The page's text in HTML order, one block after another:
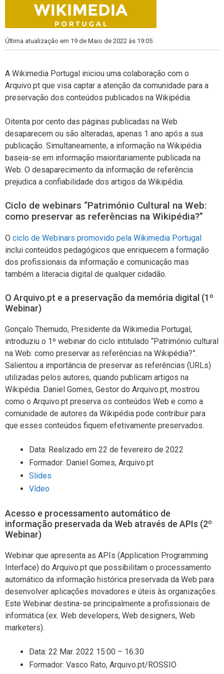
Última atualização em 19 de Maio de 2022 às 19:05
A Wikimedia Portugal iniciou uma colaboração com o
Arquivo.pt que visa captar a atenção da comunidade para a
preservação dos conteúdos publicados na Wikipédia.
Oitenta por cento das páginas publicadas na Web
desaparecem ou são alteradas, apenas 1 ano após a sua
publicação. Simultaneamente, a informação na Wikipédia
baseia-se em informação maioritariamente publicada na
Web. O desaparecimento da informação de referência
prejudica a confiabilidade dos artigos da Wikipédia.
Ciclo de webinars “Património Cultural na Web:
como preservar as referências na Wikipédia?”
O ciclo de Webinars promovido pela Wikimedia Portugal
inclui conteúdos pedagógicos que enriquecem a formação
dos profissionais da informação e comunicação mas
também a literacia digital de qualquer cidadão.
O Arquivo.pt e a preservação da memória digital (1º
Webinar)
Gonçalo Themudo, Presidente da Wikimedia Portugal,
introduziu o 1º webinar do ciclo intitulado “Património cultural
na Web: como preservar as referências na Wikipédia?”.
Salientou a importância de preservar as referências (URLs)
utilizadas pelos autores, quando publicam artigos na
Wikipédia. Daniel Gomes, Gestor do Arquivo.pt, mostrou
como o Arquivo.pt preserva os conteúdos Web e como a
comunidade de autores da Wikipédia pode contribuir para
que esses conteúdos fiquem efetivamente preservados.
Data: Realizado em 22 de fevereiro de 2022
Formador: Daniel Gomes, Arquivo.pt
Slides
Vídeo
Acesso e processamento automático de
informação preservada da Web através de APIs (2º
Webinar)
Webinar que apresenta as APIs (Application Programming
Interface) do Arquivo.pt que possibilitam o processamento
automático da informação histórica preservada da Web para
desenvolver aplicações inovadores e úteis às organizações.
Este Webinar destina-se principalmente a profissionais de
informática (ex. Web developers, Web designers, Web
marketers).
Data: 22 Mar. 2022 15:00 – 16:30
Formador: Vasco Rato, Arquivo.pt/ROSSIO